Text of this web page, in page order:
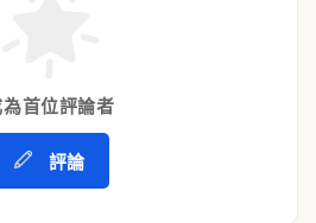
首位評論者
評論